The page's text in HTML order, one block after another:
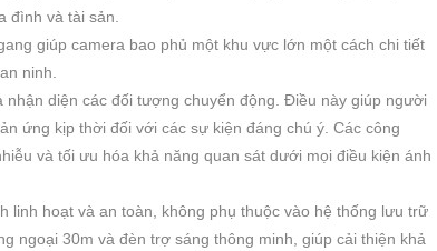
đình và tài sản.
giúp camera bao phủ một khu vực lớn một cách chi tiết
ninh.
nhận diện các đối tượng chuyển động. Điều này giúp người
ứng kịp thời đối với các sự kiện đáng chú ý. Các công
và tối ưu hóa khả năng quan sát dưới mọi điều kiện ánh
linh hoạt và an toàn, không phụ thuộc vào hệ thống lưu trữ
ngoại 30m và đèn trợ sáng thông minh, giúp cải thiện khả